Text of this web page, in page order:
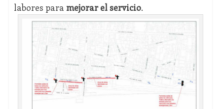
labores para mejorar el servicio.